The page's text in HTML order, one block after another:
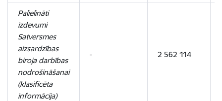
Palielināti
izdevumi
Satversmes
aizsardzības
biroja darbības
nodrošināšanai
(klasificēta
informācija)
- 2 562 114